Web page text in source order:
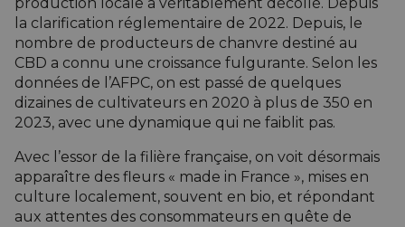
la clarification réglementaire de 2022. Depuis, le
nombre de producteurs de chanvre destiné au
CBD a connu une croissance fulgurante. Selon les
données de l’AFPC, on est passé de quelques
dizaines de cultivateurs en 2020 à plus de 350 en
2023, avec une dynamique qui ne faiblit pas.
Avec l’essor de la filière française, on voit désormais
apparaître des fleurs « made in France », mises en
culture localement, souvent en bio, et répondant
aux attentes des consommateurs en quête de